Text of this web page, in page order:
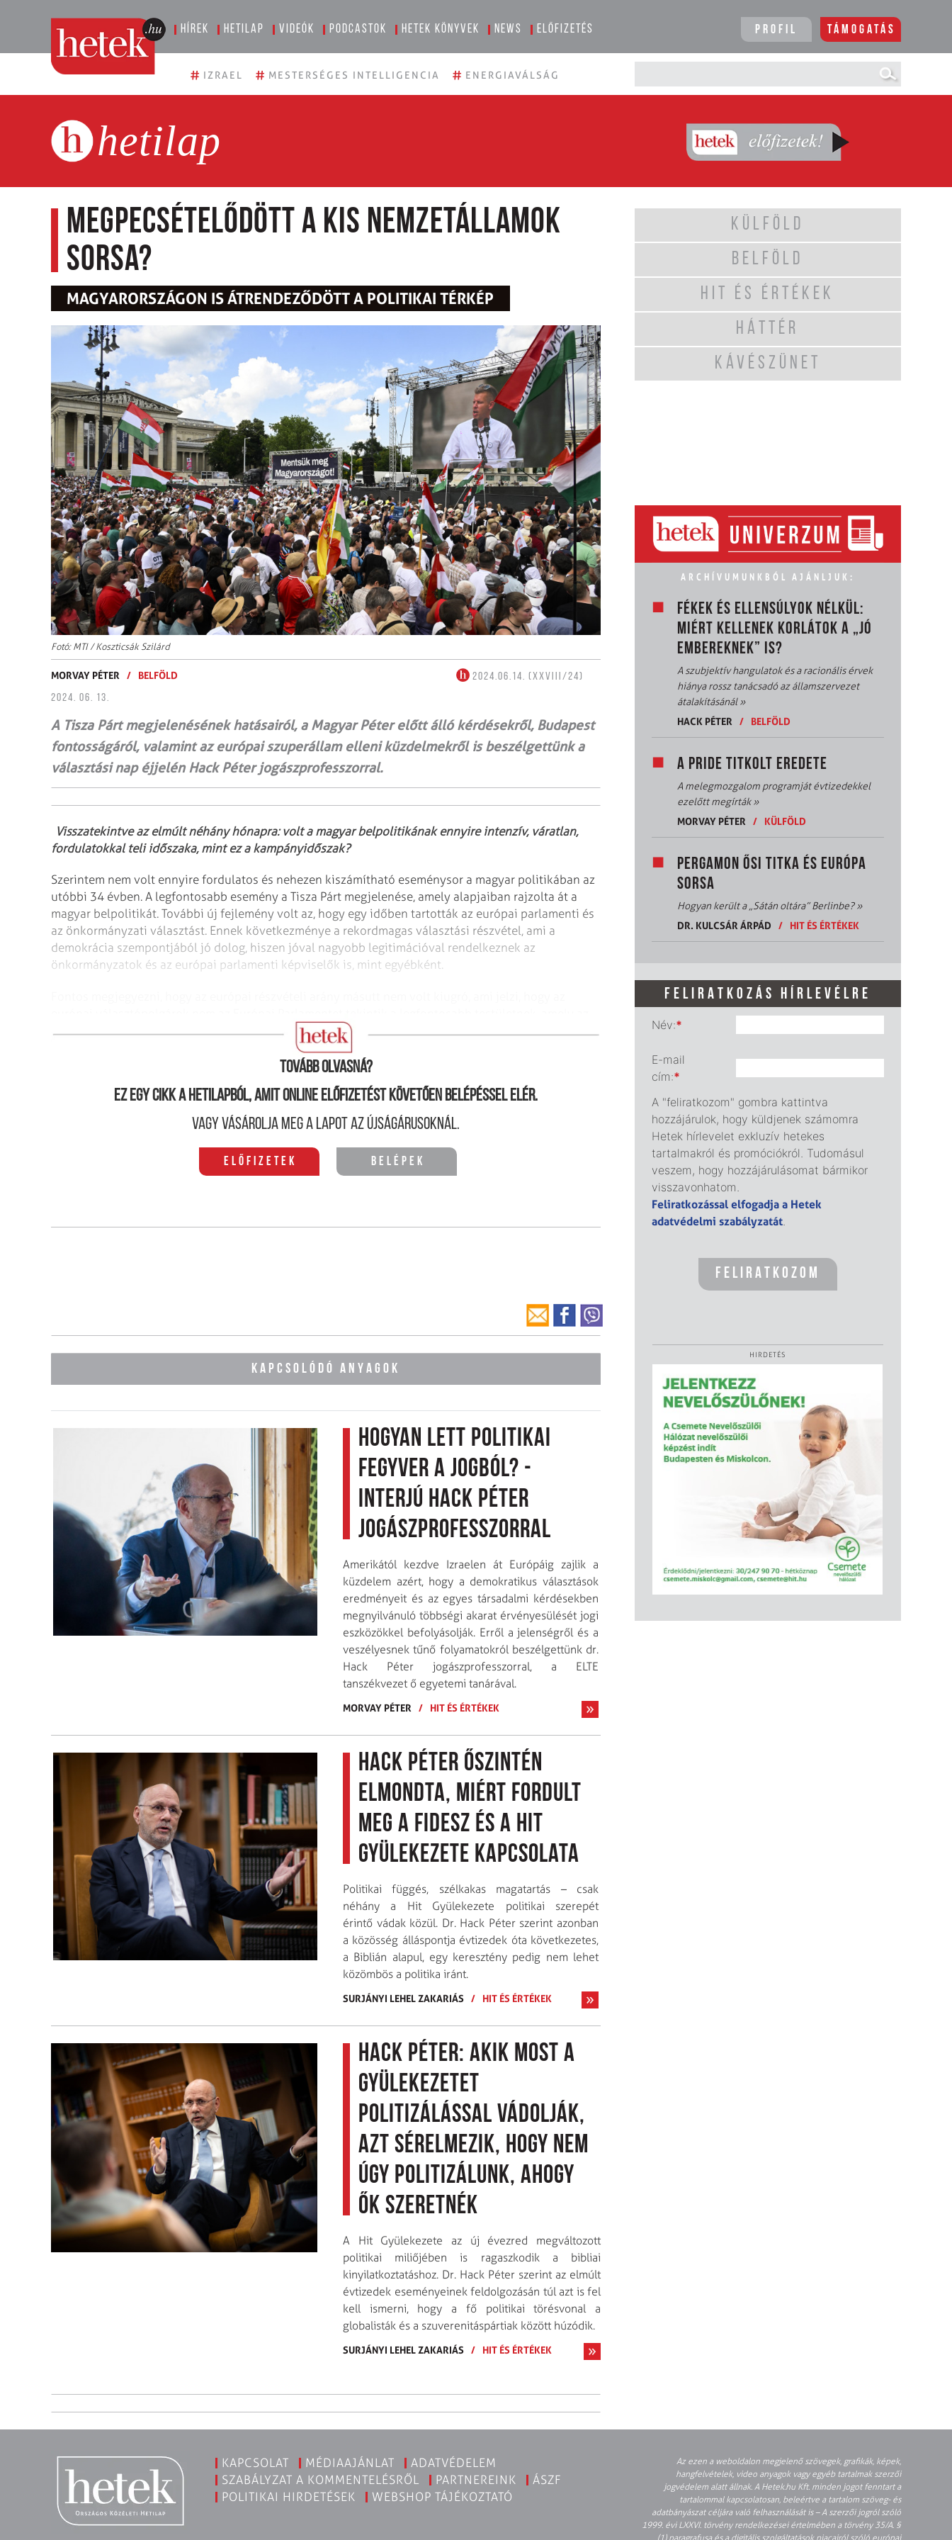
Hírek Hetilap Videók Podcastok Hetek könyvek News Előfizetés Profil Támogatás
# IZRAEL # MESTERSÉGES INTELLIGENCIA # ENERGIAVÁLSÁG
hetilap
Megpecsételődött a kis nemzetállamok
sorsa?
MAGYARORSZÁGON IS ÁTRENDEZŐDÖTT A POLITIKAI TÉRKÉP
Fotó: MTI / Koszticsák Szilárd
MORVAY PÉTER / BELFÖLD
2024.06.14. (XXVIII/24)
2024. 06. 13.
A Tisza Párt megjelenésének hatásairól, a Magyar Péter előtt álló kérdésekről, Budapest
fontosságáról, valamint az európai szuperállam elleni küzdelmekről is beszélgettünk a
választási nap éjjelén Hack Péter jogászprofesszorral.
Visszatekintve az elmúlt néhány hónapra: volt a magyar belpolitikának ennyire intenzív, váratlan,
fordulatokkal teli időszaka, mint ez a kampányidőszak?
Szerintem nem volt ennyire fordulatos és nehezen kiszámítható eseménysor a magyar politikában az
utóbbi 34 évben. A legfontosabb esemény a Tisza Párt megjelenése, amely alapjaiban rajzolta át a
magyar belpolitikát. További új fejlemény volt az, hogy egy időben tartották az európai parlamenti és
az önkormányzati választást. Ennek következménye a rekordmagas választási részvétel, ami a
demokrácia szempontjából jó dolog, hiszen jóval nagyobb legitimációval rendelkeznek az
önkormányzatok és az európai parlamenti képviselők is, mint egyébként.
életüket meghatározza. Az országgyűlési választásokon legutóbb
Tovább olvasná?
Ez egy cikk a hetilapból, amit online előfizetést követően belépéssel elér.
Vagy vásárolja meg a lapot az újságárusoknál.
Előfizetek Belépek
KAPCSOLÓDÓ ANYAGOK
Hogyan lett politikai
fegyver a jogból? -
interjú Hack Péter
jogászprofesszorral
Amerikától kezdve Izraelen át Európáig zajlik a
küzdelem azért, hogy a demokratikus választások
eredményeit és az egyes társadalmi kérdésekben
megnyilvánuló többségi akarat érvényesülését jogi
eszközökkel befolyásolják. Erről a jelenségről és a
veszélyesnek tűnő folyamatokról beszélgettünk dr.
Hack Péter jogászprofesszorral, a ELTE
tanszékvezet ő egyetemi tanárával.
MORVAY PÉTER / HIT ÉS ÉRTÉKEK
Hack Péter őszintén
elmondta, miért fordult
meg a Fidesz és a Hit
Gyülekezete kapcsolata
Politikai függés, szélkakas magatartás – csak
néhány a Hit Gyülekezete politikai szerepét
érintő vádak közül. Dr. Hack Péter szerint azonban
a közösség álláspontja évtizedek óta következetes,
a Biblián alapul, egy keresztény pedig nem lehet
közömbös a politika iránt.
SURJÁNYI LEHEL ZAKARIÁS / HIT ÉS ÉRTÉKEK
Hack Péter: Akik most a
gyülekezetet
politizálással vádolják,
azt sérelmezik, hogy nem
úgy politizálunk, ahogy
ők szeretnék
A Hit Gyülekezete az új évezred megváltozott
politikai miliőjében is ragaszkodik a bibliai
kinyilatkoztatáshoz. Dr. Hack Péter szerint az elmúlt
évtizedek eseményeinek feldolgozásán túl azt is fel
kell ismerni, hogy a fő politikai törésvonal a
globalisták és a szuverenitáspártiak között húzódik.
SURJÁNYI LEHEL ZAKARIÁS / HIT ÉS ÉRTÉKEK
KÜLFÖLD
BELFÖLD
HIT ÉS ÉRTÉKEK
HÁTTÉR
KÁVÉSZÜNET
ARCHÍVUMUNKBÓL AJÁNLJUK:
FÉKEK ÉS ELLENSÚLYOK NÉLKÜL:
MIÉRT KELLENEK KORLÁTOK A „JÓ
EMBEREKNEK” IS?
A szubjektív hangulatok és a racionális érvek
hiánya rossz tanácsadó az államszervezet
átalakításánál»
HACK PÉTER
/ BELFÖLD
A PRIDE TITKOLT EREDETE
A melegmozgalom programját évtizedekkel
ezelőtt megírták»
MORVAY PÉTER
/ KÜLFÖLD
PERGAMON ŐSI TITKA ÉS EURÓPA
SORSA
Hogyan került a „Sátán oltára” Berlinbe?»
DR. KULCSÁR ÁRPÁD
/ HIT ÉS ÉRTÉKEK
FELIRATKOZÁS HÍRLEVÉLRE
Név:*
E-mail
cím:*
A "feliratkozom" gombra kattintva
hozzájárulok, hogy küldjenek számomra
Hetek hírlevelet exkluzív hetekes
tartalmakról és promóciókról. Tudomásul
veszem, hogy hozzájárulásomat bármikor
visszavonhatom.
Feliratkozással elfogadja a Hetek
adatvédelmi szabályzatát.
HIRDETÉS
KAPCSOLAT MÉDIAAJÁNLAT
ADATVÉDELEM
SZABÁLYZAT A KOMMENTELÉSRŐL
PARTNEREINK
ÁSZF
POLITIKAI HIRDETÉSEK
WEBSHOP TÁJÉKOZTATÓ
Az ezen a weboldalon megjelenő szövegek, grafikák, képek,
hangfelvételek, video anyagok vagy egyéb tartalmak szerzői
jogvédelem alatt állnak. A Hetek.hu Kft. minden jogot fenntart a
tartalommal kapcsolatosan, beleértve a tartalom szöveg- és
adatbányászat céljára való felhasználását is – A szerzői jogról szóló
1999. évi LXXVI. törvény rendelkezései értelmében a törvény 35/A. §
(1) paragrafusa és a digitális szolgáltatások piacairól szóló európai